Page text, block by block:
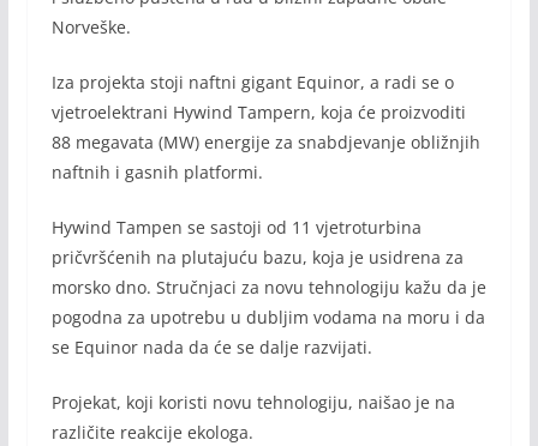
Norveške.
Iza projekta stoji naftni gigant Equinor, a radi se o
vjetroelektrani Hywind Tampern, koja će proizvoditi
88 megavata (MW) energije za snabdjevanje obližnjih
naftnih i gasnih platformi.
Hywind Tampen se sastoji od 11 vjetroturbina
pričvršćenih na plutajuću bazu, koja je usidrena za
morsko dno. Stručnjaci za novu tehnologiju kažu da je
pogodna za upotrebu u dubljim vodama na moru i da
se Equinor nada da će se dalje razvijati.
Projekat, koji koristi novu tehnologiju, naišao je na
različite reakcije ekologa.